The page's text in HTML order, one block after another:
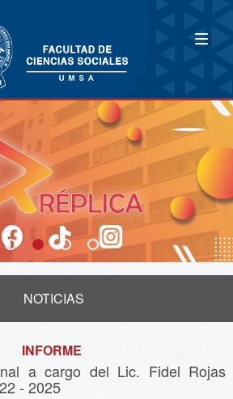
NOTICIAS
INFORME
a cargo del Lic. Fidel Rojas
- 2025